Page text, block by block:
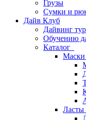
Грузы
Сумки и
Дайв Клуб
Дайвинг
Обучению
Каталог
Маски
Ласты